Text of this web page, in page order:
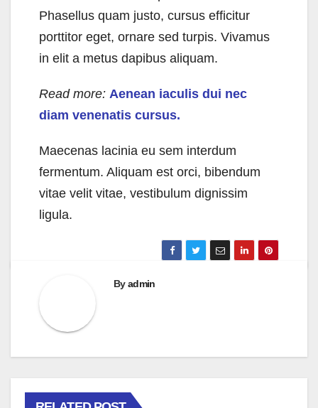
Phasellus quam justo, cursus efficitur
porttitor eget, ornare sed turpis. Vivamus
in elit a metus dapibus aliquam.
Read more: Aenean iaculis dui nec
diam venenatis cursus.
Maecenas lacinia eu sem interdum
fermentum. Aliquam est orci, bibendum
vitae velit vitae, vestibulum dignissim
ligula.
Byadmin